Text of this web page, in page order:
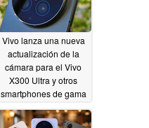
Vivo lanza una nueva
actualización de la
cámara para el Vivo
X300 Ultra y otros
smartphones de gama
05/06/2026